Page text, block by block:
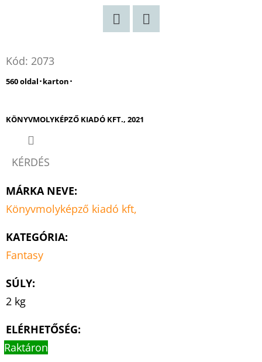
Kód: 2073
560 oldal･karton･
KÖNYVMOLYKÉPZŐ KIADÓ KFT., 2021
KÉRDÉS
MÁRKA NEVE:
Könyvmolyképző kiadó kft,
KATEGÓRIA:
Fantasy
SÚLY:
2 kg
ELÉRHETŐSÉG:
Raktáron